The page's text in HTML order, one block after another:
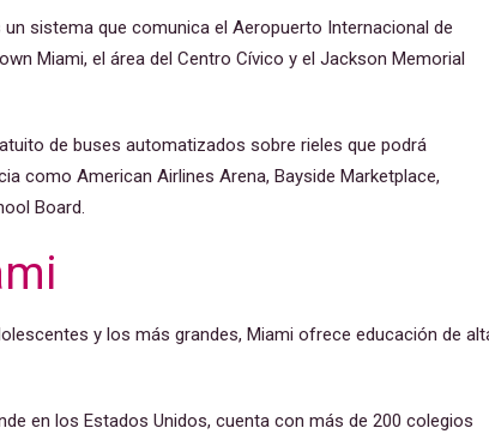
sistema que comunica el Aeropuerto Internacional de
Miami, el área del Centro Cívico y el Jackson Memorial
de buses automatizados sobre rieles que podrá
como American Airlines Arena, Bayside Marketplace,
Board.
y los más grandes, Miami ofrece educación de
en los Estados Unidos, cuenta con más de 200 colegios